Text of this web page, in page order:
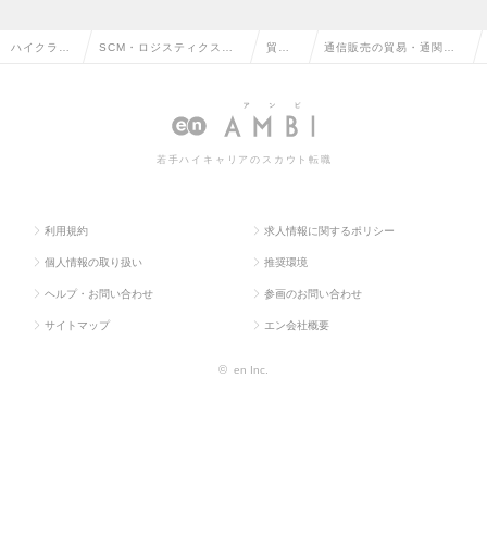
ハイクラス SCM・ロジスティクス・ 貿
通関
通信販売の貿易・通関の
若手ハイキャリアのスカウト転職
利用規約 求人情報に関するポリシー
個人情報の取り扱い 推奨環境
ヘルプ・お問い合わせ 参画のお問い合わせ
サイトマップ エン会社概要
© en Inc.